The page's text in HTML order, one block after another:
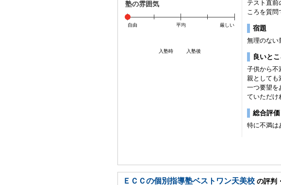
入塾時 入塾後
塾の雰囲気
自由 平均 厳しい
テスト直前
ころを質問
宿題
無理のない
良いと
子供から不
親としても
一つ要望を
ていただけ
総合評価
特に不満は
ＥＣＣの個別指導塾ベストワン天美校 の評判